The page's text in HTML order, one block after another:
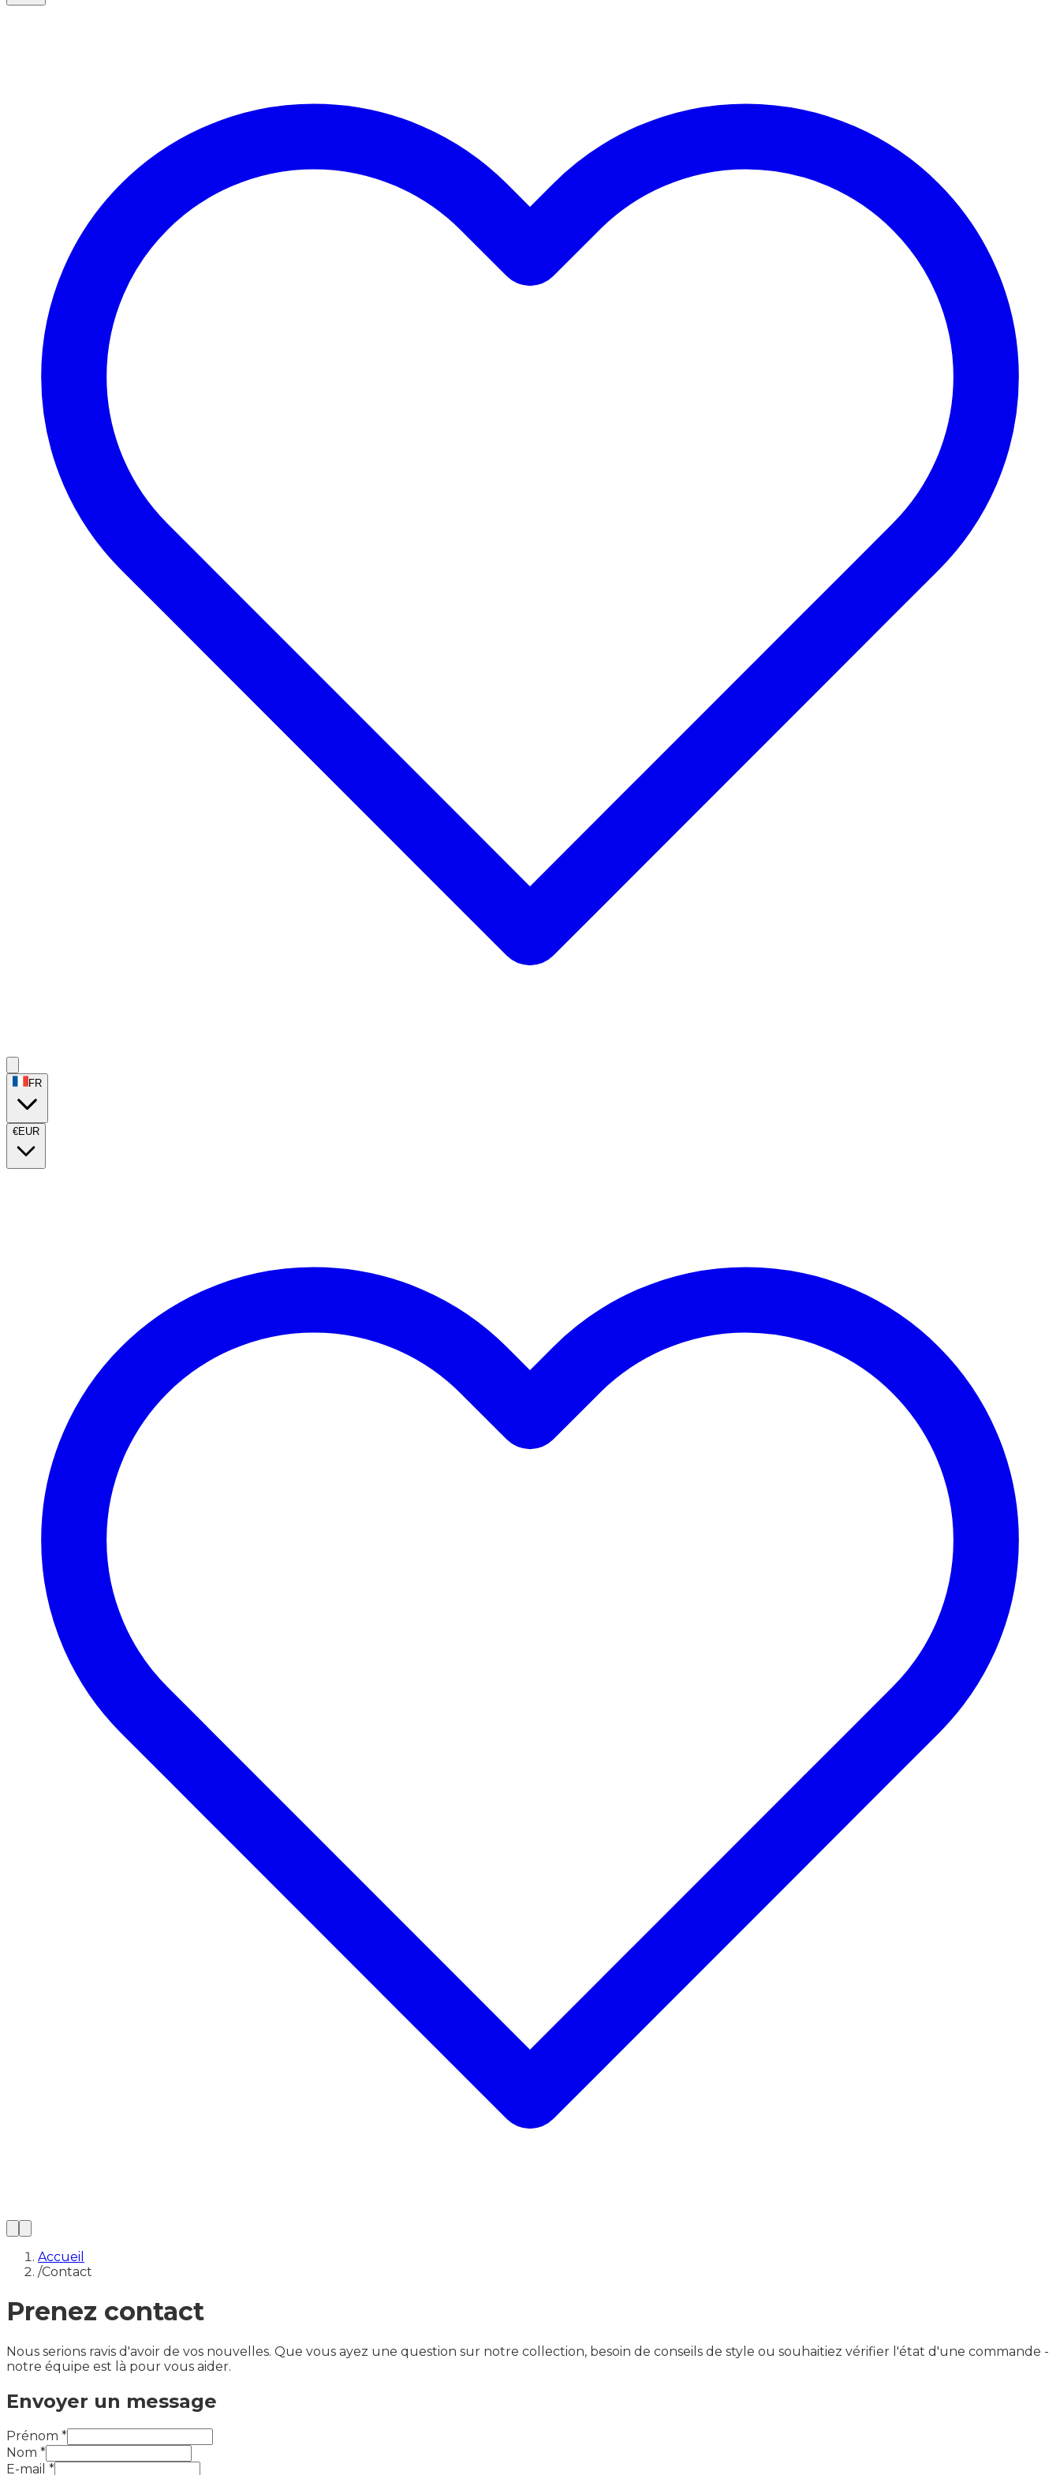
FR
€EUR
Accueil
/Contact
Prenez contact
Nous serions ravis d'avoir de vos nouvelles. Que vous ayez une question sur notre collection, besoin de conseils de style ou souhaitiez vérifier l'état d'une commande -
notre équipe est là pour vous aider.
Envoyer un message
Prénom *
Nom *
E-mail *